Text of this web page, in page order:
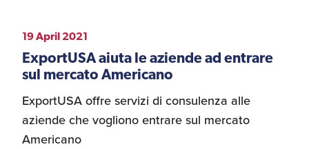
Media
Macchinari Industriali
Comunicazione
QN QUOTIDIANO NAZIONALE
ALTRE TESTATE GIORNALISTICHE
19 April 2021
ExportUSA aiuta le aziende ad entrare
sul mercato Americano
ExportUSA offre servizi di consulenza alle
aziende che vogliono entrare sul mercato
Americano